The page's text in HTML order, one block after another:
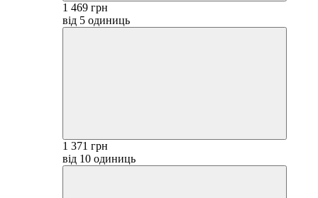
1 469 грн
від 5 одиниць
1 371 грн
від 10 одиниць